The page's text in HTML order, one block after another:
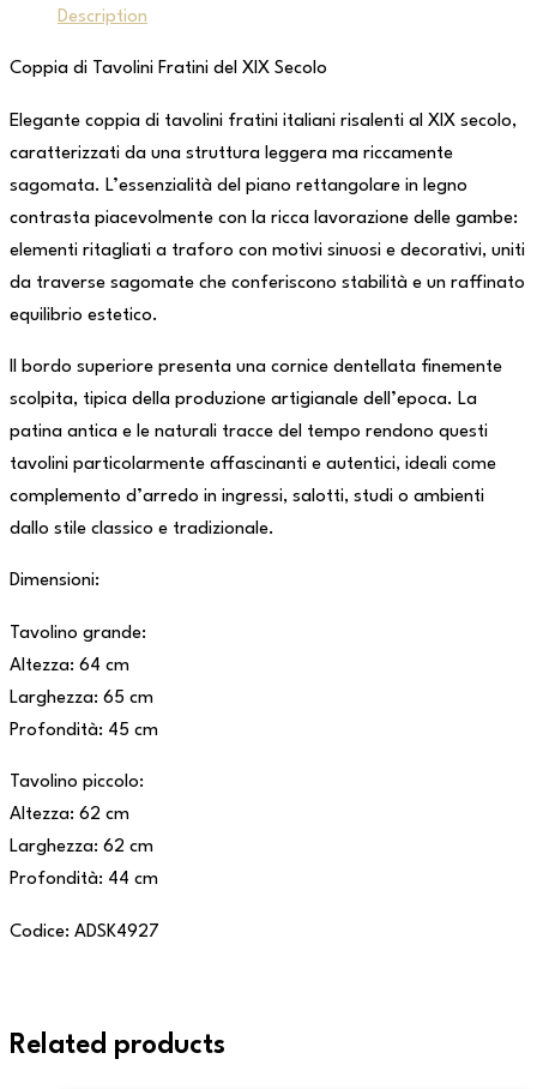
Description
Coppia di Tavolini Fratini del XIX Secolo
Elegante coppia di tavolini fratini italiani risalenti al XIX secolo,
caratterizzati da una struttura leggera ma riccamente
sagomata. L’essenzialità del piano rettangolare in legno
contrasta piacevolmente con la ricca lavorazione delle gambe:
elementi ritagliati a traforo con motivi sinuosi e decorativi, uniti
da traverse sagomate che conferiscono stabilità e un raffinato
equilibrio estetico.
Il bordo superiore presenta una cornice dentellata finemente
scolpita, tipica della produzione artigianale dell’epoca. La
patina antica e le naturali tracce del tempo rendono questi
tavolini particolarmente affascinanti e autentici, ideali come
complemento d’arredo in ingressi, salotti, studi o ambienti
dallo stile classico e tradizionale.
Dimensioni:
Tavolino grande:
Altezza: 64 cm
Larghezza: 65 cm
Profondità: 45 cm
Tavolino piccolo:
Altezza: 62 cm
Larghezza: 62 cm
Profondità: 44 cm
Codice: ADSK4927
Related products